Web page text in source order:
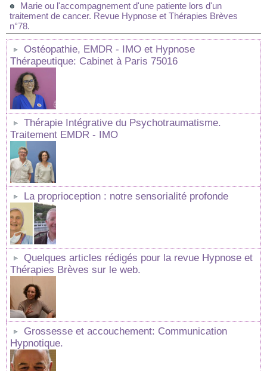
Marie ou l'accompagnement d'une patiente lors d'un
traitement de cancer. Revue Hypnose et Thérapies Brèves
n°78.
Ostéopathie, EMDR - IMO et Hypnose
Thérapeutique: Cabinet à Paris 75016
Thérapie Intégrative du Psychotraumatisme.
Traitement EMDR - IMO
La proprioception : notre sensorialité profonde
Quelques articles rédigés pour la revue Hypnose et
Thérapies Brèves sur le web.
Grossesse et accouchement: Communication
Hypnotique.